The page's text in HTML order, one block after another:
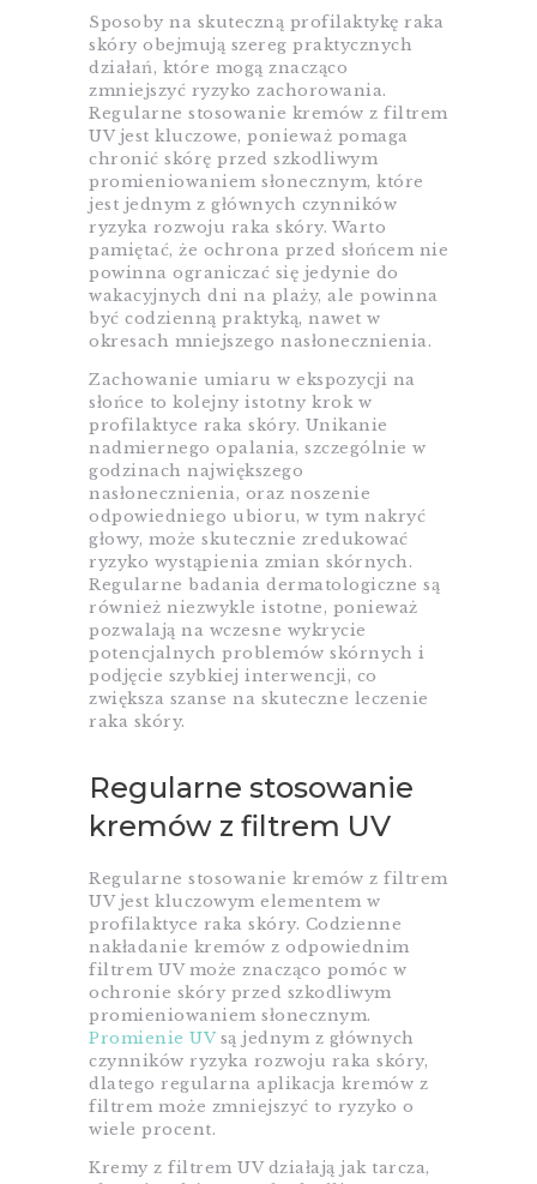
Sposoby na skuteczną profilaktykę raka
skóry obejmują szereg praktycznych
działań, które mogą znacząco
zmniejszyć ryzyko zachorowania.
Regularne stosowanie kremów z filtrem
UV jest kluczowe, ponieważ pomaga
chronić skórę przed szkodliwym
promieniowaniem słonecznym, które
jest jednym z głównych czynników
ryzyka rozwoju raka skóry. Warto
pamiętać, że ochrona przed słońcem nie
powinna ograniczać się jedynie do
wakacyjnych dni na plaży, ale powinna
być codzienną praktyką, nawet w
okresach mniejszego nasłonecznienia.
Zachowanie umiaru w ekspozycji na
słońce to kolejny istotny krok w
profilaktyce raka skóry. Unikanie
nadmiernego opalania, szczególnie w
godzinach największego
nasłonecznienia, oraz noszenie
odpowiedniego ubioru, w tym nakryć
głowy, może skutecznie zredukować
ryzyko wystąpienia zmian skórnych.
Regularne badania dermatologiczne są
również niezwykle istotne, ponieważ
pozwalają na wczesne wykrycie
potencjalnych problemów skórnych i
podjęcie szybkiej interwencji, co
zwiększa szanse na skuteczne leczenie
raka skóry.
Regularne stosowanie
kremów z filtrem UV
Regularne stosowanie kremów z filtrem
UV jest kluczowym elementem w
profilaktyce raka skóry. Codzienne
nakładanie kremów z odpowiednim
filtrem UV może znacząco pomóc w
ochronie skóry przed szkodliwym
promieniowaniem słonecznym.
Promienie UVsą jednym z głównych
czynników ryzyka rozwoju raka skóry,
dlatego regularna aplikacja kremów z
filtrem może zmniejszyć to ryzyko o
wiele procent.
Kremy z filtrem UV działają jak tarcza,